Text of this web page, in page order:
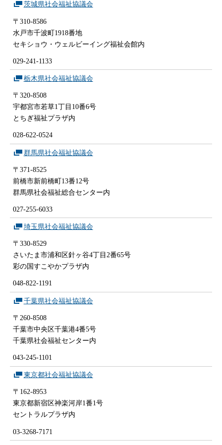
茨城県社会福祉協議会
〒310-8586
水戸市千波町1918番地
セキショウ・ウェルビーイング福祉会館内
029-241-1133
栃木県社会福祉協議会
〒320-8508
宇都宮市若草1丁目10番6号
とちぎ福祉プラザ内
028-622-0524
群馬県社会福祉協議会
〒371-8525
前橋市新前橋町13番12号
群馬県社会福祉総合センター内
027-255-6033
埼玉県社会福祉協議会
〒330-8529
さいたま市浦和区針ヶ谷4丁目2番65号
彩の国すこやかプラザ内
048-822-1191
千葉県社会福祉協議会
〒260-8508
千葉市中央区千葉港4番5号
千葉県社会福祉センター内
043-245-1101
東京都社会福祉協議会
〒162-8953
東京都新宿区神楽河岸1番1号
セントラルプラザ内
03-3268-7171